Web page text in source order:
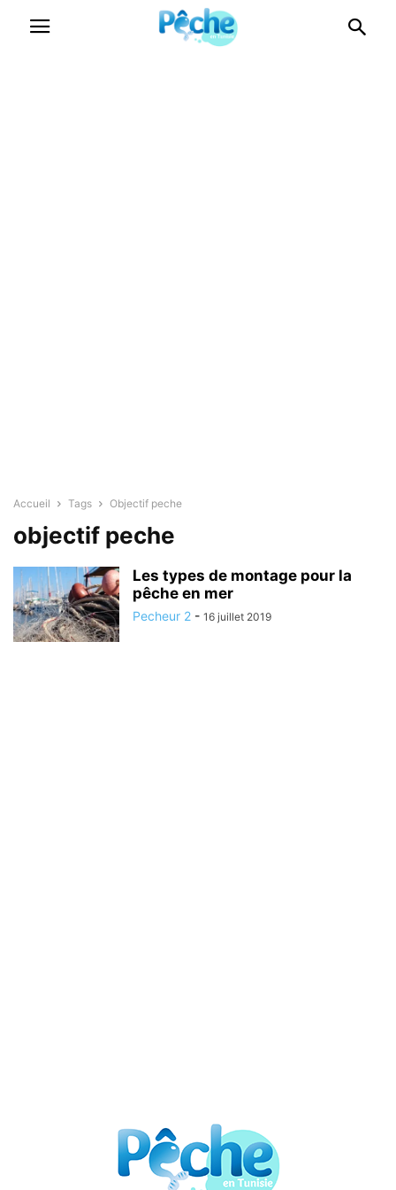
Accueil Tags Objectif peche
objectif peche
Les types de montage pour la
pêche en mer
Pecheur 2 - 16 juillet 2019